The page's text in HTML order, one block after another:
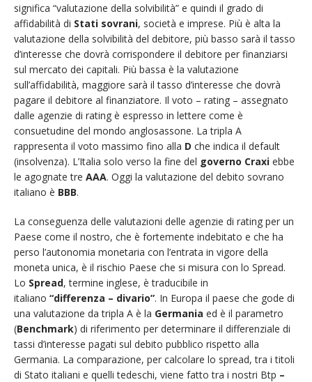
significa “valutazione della solvibilità” e quindi il grado di
affidabilità di Stati sovrani, società e imprese. Più è alta la
valutazione della solvibilità del debitore, più basso sarà il tasso
d’interesse che dovrà corrispondere il debitore per finanziarsi
sul mercato dei capitali. Più bassa è la valutazione
sull’affidabilità, maggiore sarà il tasso d’interesse che dovrà
pagare il debitore al finanziatore. Il voto – rating – assegnato
dalle agenzie di rating è espresso in lettere come è
consuetudine del mondo anglosassone. La tripla A
rappresenta il voto massimo fino alla D che indica il default
(insolvenza). L’Italia solo verso la fine del governo Craxi ebbe
le agognate tre AAA. Oggi la valutazione del debito sovrano
italiano è BBB.
La conseguenza delle valutazioni delle agenzie di rating per un
Paese come il nostro, che è fortemente indebitato e che ha
perso l’autonomia monetaria con l’entrata in vigore della
moneta unica, è il rischio Paese che si misura con lo Spread.
Lo Spread, termine inglese, è traducibile in
italiano “differenza – divario”. In Europa il paese che gode di
una valutazione da tripla A è la Germania ed è il parametro
(Benchmark) di riferimento per determinare il differenziale di
tassi d’interesse pagati sul debito pubblico rispetto alla
Germania. La comparazione, per calcolare lo spread, tra i titoli
di Stato italiani e quelli tedeschi, viene fatto tra i nostri Btp –